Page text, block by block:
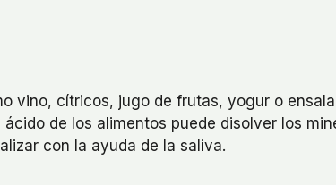
vino, cítricos, jugo de frutas, yogur o
de los alimentos puede disolver los
con la ayuda de la saliva.